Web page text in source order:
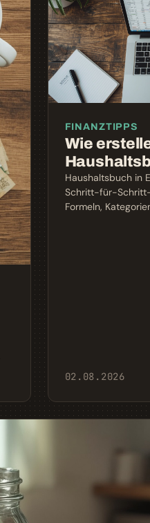
FINANZTIPPS
Wie
Haushaltsbuch in
Schritt-für-
Formeln,
02.08.2026